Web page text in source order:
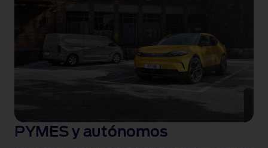
PYMES y autónomos